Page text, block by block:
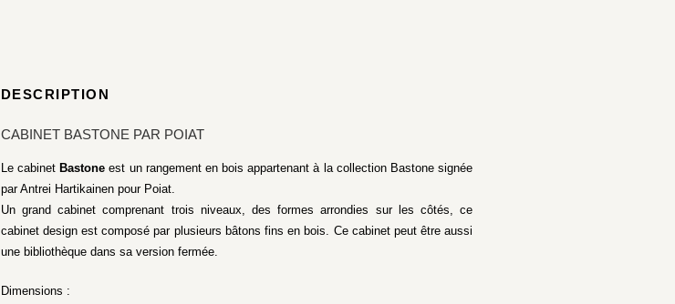
DESCRIPTION
CABINET BASTONE PAR POIAT
Le cabinetBastone est un rangement en bois appartenant à la collection Bastone signée
par Antrei Hartikainen pour Poiat.
Un grand cabinet comprenant trois niveaux, des formes arrondies sur les côtés, ce
cabinet design est composé par plusieurs bâtons fins en bois. Ce cabinet peut être aussi
une bibliothèque dans sa version fermée.
Dimensions :